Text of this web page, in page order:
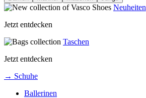
Neuheiten
Jetzt entdecken
Taschen
Jetzt entdecken
→ Schuhe
Ballerinen